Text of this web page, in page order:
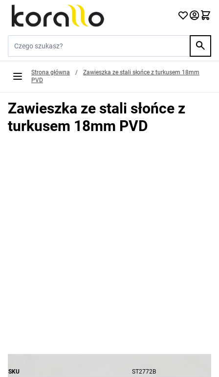
Przejdź do treści
Strona główna /
Zawieszka ze stali słońce z turkusem 18mm
PVD
Zawieszka ze stali słońce z
turkusem 18mm PVD
SKU
ST2772B